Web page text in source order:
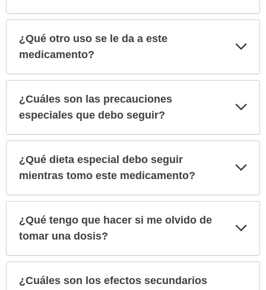
¿Qué otro uso se le da a este
medicamento?
¿Cuáles son las precauciones
especiales que debo seguir?
¿Qué dieta especial debo seguir
mientras tomo este medicamento?
¿Qué tengo que hacer si me olvido de
tomar una dosis?
¿Cuáles son los efectos secundarios